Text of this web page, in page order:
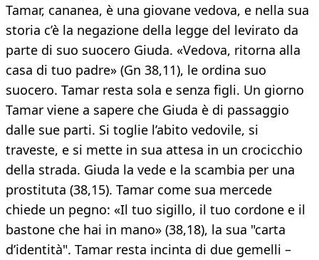
Tamar, cananea, è una giovane vedova, e nella sua
storia c’è la negazione della legge del levirato da
parte di suo suocero Giuda. «Vedova, ritorna alla
casa di tuo padre» (Gn 38,11), le ordina suo
suocero. Tamar resta sola e senza figli. Un giorno
Tamar viene a sapere che Giuda è di passaggio
dalle sue parti. Si toglie l’abito vedovile, si
traveste, e si mette in sua attesa in un crocicchio
della strada. Giuda la vede e la scambia per una
prostituta (38,15). Tamar come sua mercede
chiede un pegno: «Il tuo sigillo, il tuo cordone e il
bastone che hai in mano» (38,18), la sua "carta
d’identità". Tamar resta incinta di due gemelli –